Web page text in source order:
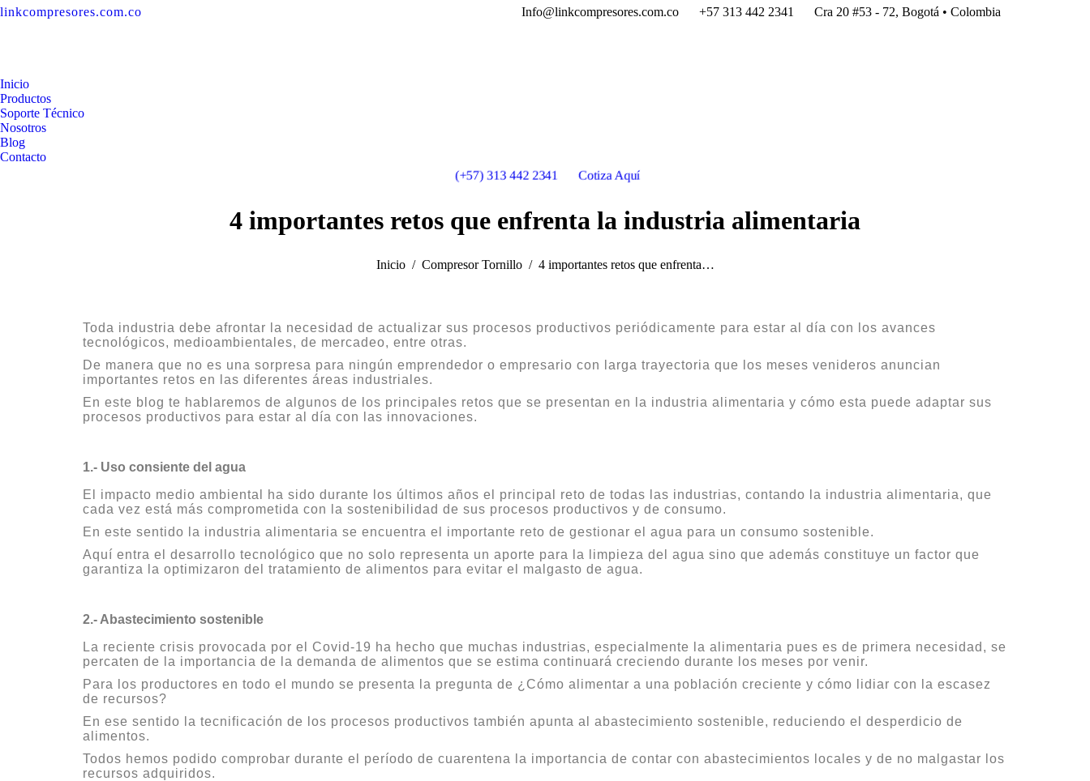
linkcompresores.com.co Info@linkcompresores.com.co +57 313 442 2341 Cra 20 #53 - 72, Bogotá • Colombia
Inicio
Productos
Soporte Técnico
Nosotros
Blog
Contacto
(+57) 313 442 2341
Cotiza Aquí
4 importantes retos que enfrenta la industria alimentaria
Estás aquí:
Inicio Compresor Tornillo 4 importantes retos que enfrenta…
Toda industria debe afrontar la necesidad de actualizar sus procesos productivos periódicamente para estar al día con los avances
tecnológicos, medioambientales, de mercadeo, entre otras.
De manera que no es una sorpresa para ningún emprendedor o empresario con larga trayectoria que los meses venideros anuncian
importantes retos en las diferentes áreas industriales.
En este blog te hablaremos de algunos de los principales retos que se presentan en la industria alimentaria y cómo esta puede adaptar sus
procesos productivos para estar al día con las innovaciones.
1.- Uso consiente del agua
El impacto medio ambiental ha sido durante los últimos años el principal reto de todas las industrias, contando la industria alimentaria, que
cada vez está más comprometida con la sostenibilidad de sus procesos productivos y de consumo.
En este sentido la industria alimentaria se encuentra el importante reto de gestionar el agua para un consumo sostenible.
Aquí entra el desarrollo tecnológico que no solo representa un aporte para la limpieza del agua sino que además constituye un factor que
garantiza la optimizaron del tratamiento de alimentos para evitar el malgasto de agua.
2.- Abastecimiento sostenible
La reciente crisis provocada por el Covid-19 ha hecho que muchas industrias, especialmente la alimentaria pues es de primera necesidad, se
percaten de la importancia de la demanda de alimentos que se estima continuará creciendo durante los meses por venir.
Para los productores en todo el mundo se presenta la pregunta de ¿Cómo alimentar a una población creciente y cómo lidiar con la escasez
de recursos?
En ese sentido la tecnificación de los procesos productivos también apunta al abastecimiento sostenible, reduciendo el desperdicio de
alimentos.
Todos hemos podido comprobar durante el período de cuarentena la importancia de contar con abastecimientos locales y de no malgastar los
recursos adquiridos.